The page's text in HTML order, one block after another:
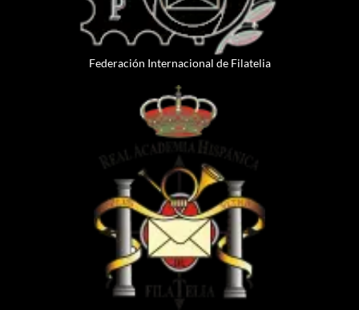
Federación Internacional de Filatelia